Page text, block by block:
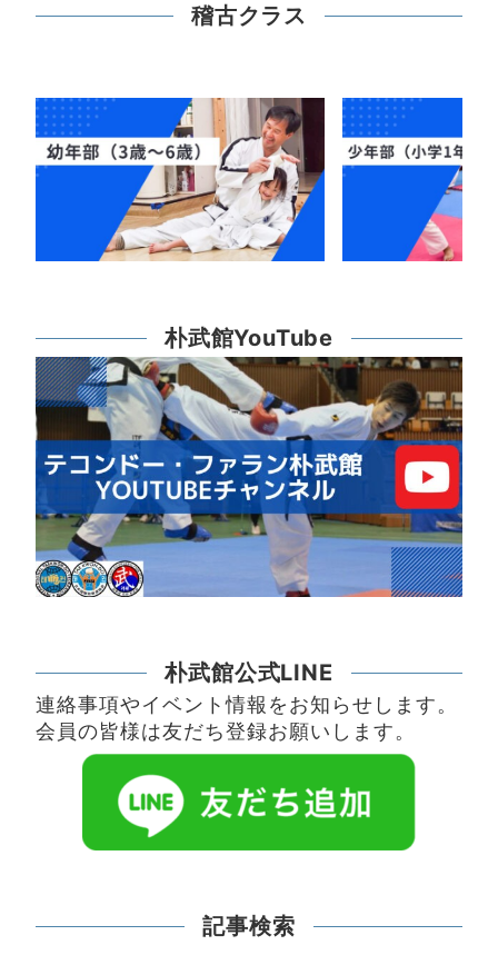
稽古クラス
朴武館YouTube
朴武館公式LINE
連絡事項やイベント情報をお知らせします。
会員の皆様は友だち登録お願いします。
記事検索